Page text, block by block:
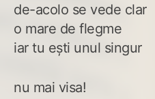
de-acolo se vede clar
o mare de flegme
iar tu ești unul singur
nu mai visa!